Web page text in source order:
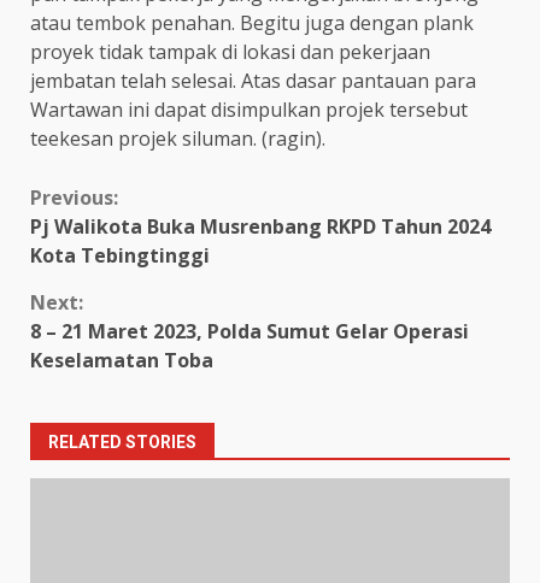
atau tembok penahan. Begitu juga dengan plank
proyek tidak tampak di lokasi dan pekerjaan
jembatan telah selesai. Atas dasar pantauan para
Wartawan ini dapat disimpulkan projek tersebut
teekesan projek siluman. (ragin).
Continue
Reading
Previous:
Pj Walikota Buka Musrenbang RKPD Tahun 2024
Kota Tebingtinggi
Next:
8 – 21 Maret 2023, Polda Sumut Gelar Operasi
Keselamatan Toba
RELATED STORIES